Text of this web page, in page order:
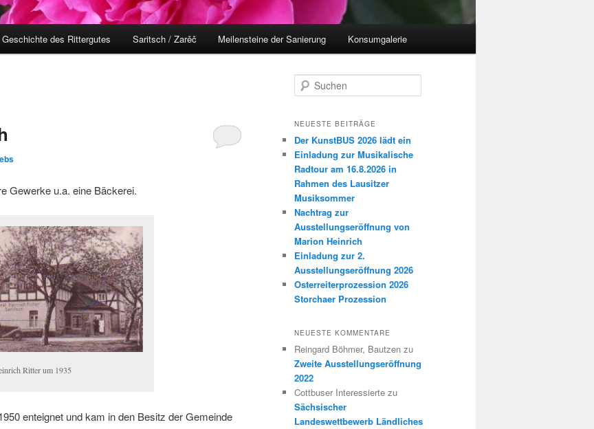
Geschichte des Rittergutes Saritsch / Zarěč Meilensteine der Sanierung Konsumgalerie
Gewerke u.a. eine Bäckerei.
Ritter um 1935
enteignet und kam in den Besitz der Gemeinde
u
h
n
NEUESTE BEITRÄGE
Der KunstBUS 2026 lädt ein
Einladung zur Musikalische
Radtour am 16.8.2026 in
Rahmen des Lausitzer
Musiksommer
Nachtrag zur
Ausstellungseröffnung von
Marion Heinrich
Einladung zur 2.
Ausstellungseröffnung 2026
Osterreiterprozession 2026
Storchaer Prozession
NEUESTE KOMMENTARE
Reingard Böhmer, Bautzen zu
Zweite Ausstellungseröffnung
2022
Cottbuser Interessierte zu
Sächsischer
Landeswettbewerb Ländliches